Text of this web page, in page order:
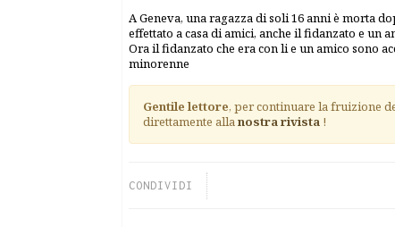
A Geneva, una ragazza di soli 16 anni è morta
effettato a casa di amici, anche il fidanzato e un
Ora il fidanzato che era con li e un amico sono
minorenne
Gentile lettore, per continuare la fruizione
direttamente allanostra rivista !
CONDIVIDI